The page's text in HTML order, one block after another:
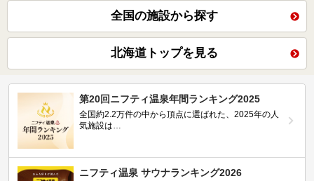
全国の施設から探す
北海道トップを見る
第20回ニフティ温泉年間ランキング2025
全国約2.2万件の中から頂点に選ばれた、2025年の人
気施設は…
ニフティ温泉 サウナランキング2026